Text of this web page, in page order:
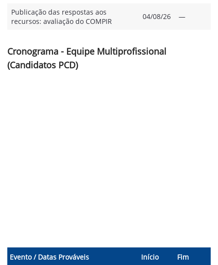
Publicação das respostas aos
recursos: avaliação do COMPIR
04/08/26 —
Cronograma - Equipe Multiprofissional
(Candidatos PCD)
Evento / Datas Prováveis Início Fim